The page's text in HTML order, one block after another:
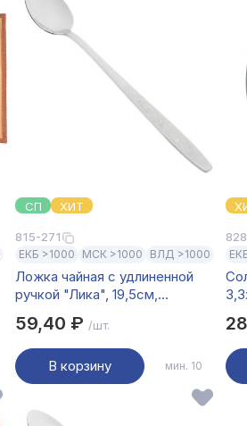
СП ХИТ
815-271
ЕКБ >1000 МСК >1000 ВЛД >1000
Ложка чайная с удлиненной
ручкой "Лика", 19,5см,
59,40 ₽ /шт.
В корзину мин. 10